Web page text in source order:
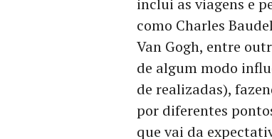
inclui as viagens e
como Charles
Van Gogh, entre
de algum modo
de realizadas),
por diferentes
que vai da